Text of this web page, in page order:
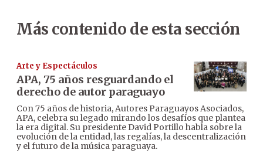
Más contenido de esta sección
Arte y Espectáculos
APA, 75 años resguardando el
derecho de autor paraguayo
Con 75 años de historia, Autores Paraguayos Asociados,
APA, celebra su legado mirando los desafíos que plantea
la era digital. Su presidente David Portillo habla sobre la
evolución de la entidad, las regalías, la descentralización
y el futuro de la música paraguaya.